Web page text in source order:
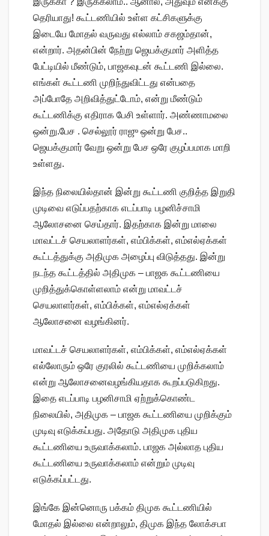
தெரியாது! கூட்டணியில் உள்ள கட்சிகளுக்கு
இடையே மோதல் வருவது எல்லாம் சகஜம்தான்,
என்றார். அதன்பின் நேற்று ஜெயக்குமார் அளித்த
பேட்டியில் மீண்டும், பாஜகவுடன் கூட்டணி இல்லை.
எங்கள் கூட்டணி முறிந்துவிட்டது என்பதை
அப்போதே அறிவித்துட்டோம், என்று மீண்டும்
கூட்டணிக்கு எதிராக பேசி உள்ளார். அண்ணாமலை
ஒன்று.பேச . செல்லூர் ராஜு ஒன்று பேச..
ஜெயக்குமார் வேறு ஒன்று பேச ஒரே குழப்பமாக மாறி
உள்ளது.
இந்த நிலையில்தான் இன்று கூட்டணி குறித்த இறுதி
முடிவை எடுப்பதற்காக எடப்பாடி பழனிச்சாமி
ஆலோசனை செய்தார். இதற்காக இன்று மாலை
மாவட்டச் செயலாளர்கள், எம்பிக்கள், எம்எல்ஏக்கள்
கூட்டத்துக்கு அதிமுக அழைப்பு விடுத்தது. இன்று
நடந்த கூட்டத்தில் அதிமுக – பாஜக கூட்டணியை
முறித்துக்கொள்ளலாம் என்று மாவட்டச்
செயலாளர்கள், எம்பிக்கள், எம்எல்ஏக்கள்
ஆலோசனை வழங்கினர்.
மாவட்டச் செயலாளர்கள், எம்பிக்கள், எம்எல்ஏக்கள்
எல்லோரும் ஒரே குரலில் கூட்டணியை முறிக்கலாம்
என்று ஆலோசனைவழங்கியதாக கூறப்படுகிறது.
இதை எடப்பாடி பழனிசாமி ஏற்றுக்கொண்ட
நிலையில், அதிமுக – பாஜக கூட்டணியை முறிக்கும்
முடிவு எடுக்கப்பது. அதோடு அதிமுக புதிய
கூட்டணியை உருவாக்கலாம். பாஜக அல்லாத புதிய
கூட்டணியை உருவாக்கலாம் என்றும் முடிவு
எடுக்கப்பட்டது.
இங்கே இன்னொரு பக்கம் திமுக கூட்டணியில்
மோதல் இல்லை என்றாலும், திமுக இந்த லோக்சபா